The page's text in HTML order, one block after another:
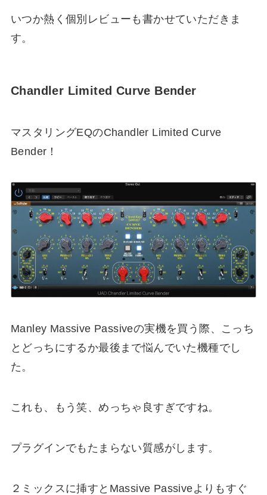
いつか熱く個別レビューも書かせていただきま
す。
Chandler Limited Curve Bender
マスタリングEQのChandler Limited Curve
Bender！
Manley Massive Passiveの実機を買う際、こっち
とどっちにするか最後まで悩んでいた機種でし
た。
これも、もう笑、めっちゃ良すぎですね。
プラグインでもたまらない質感がします。
２ミックスに挿すとMassive Passiveよりもすぐ